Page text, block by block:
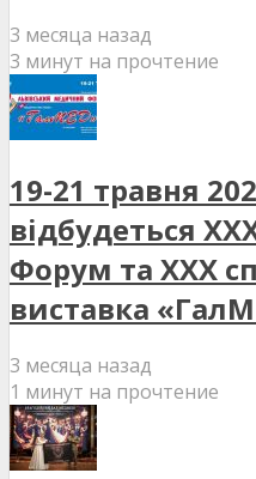
3 месяца назад
3 минут на прочтение
19-21 травня
відбудеться
Форум та XXX
виставка
3 месяца назад
1 минут на прочтение